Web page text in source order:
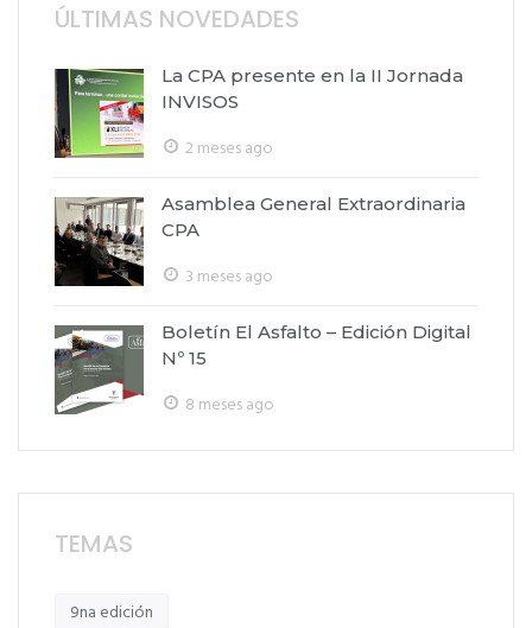
ÚLTIMAS NOVEDADES
La CPA presente en la II Jornada
INVISOS
2 meses ago
Asamblea General Extraordinaria
CPA
3 meses ago
Boletín El Asfalto – Edición Digital
Nº 15
8 meses ago
TEMAS
9na edición